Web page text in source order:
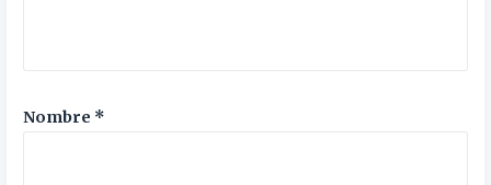
Nombre *